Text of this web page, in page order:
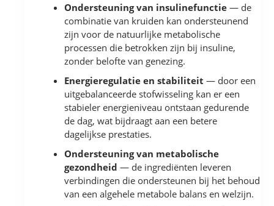
Ondersteuning van insulinefunctie — de
combinatie van kruiden kan ondersteunend
zijn voor de natuurlijke metabolische
processen die betrokken zijn bij insuline,
zonder belofte van genezing.
Energieregulatie en stabiliteit — door een
uitgebalanceerde stofwisseling kan er een
stabieler energieniveau ontstaan gedurende
de dag, wat bijdraagt aan een betere
dagelijkse prestaties.
Ondersteuning van metabolische
gezondheid — de ingrediënten leveren
verbindingen die ondersteunen bij het behoud
van een algehele metabole balans en welzijn.